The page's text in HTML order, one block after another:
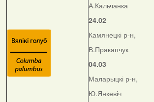
А.Кальчанка
24.02
Камянецкі р-н,
В.Пракапчук
04.03
Маларыцкі р-н,
Ю.Янкевіч